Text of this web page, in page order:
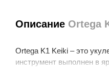
Описание Ortega
Ortega K1 Keiki – это
инструмент выполнен в